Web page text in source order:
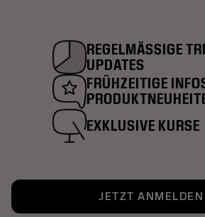
JETZT ANMELDEN
REGELMÄSSIGE
UPDATES
FRÜHZEITIGE
EXKLUSIVE KURSE